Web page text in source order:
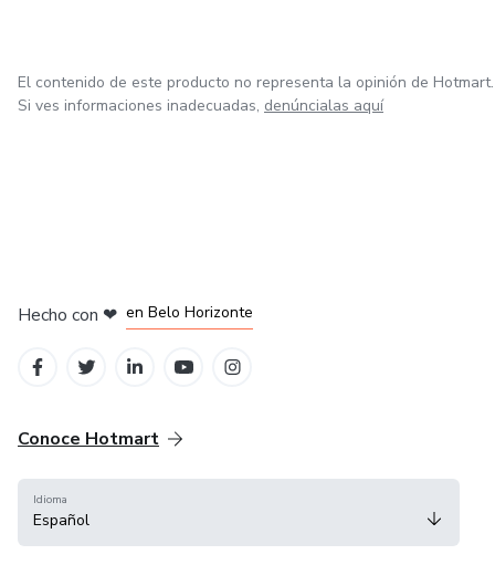
El contenido de este producto no representa la opinión de Hotmart.
Si ves informaciones inadecuadas, denúncialas aquí
Hecho con ❤ en Belo Horizonte
Conoce Hotmart
Idioma
Español